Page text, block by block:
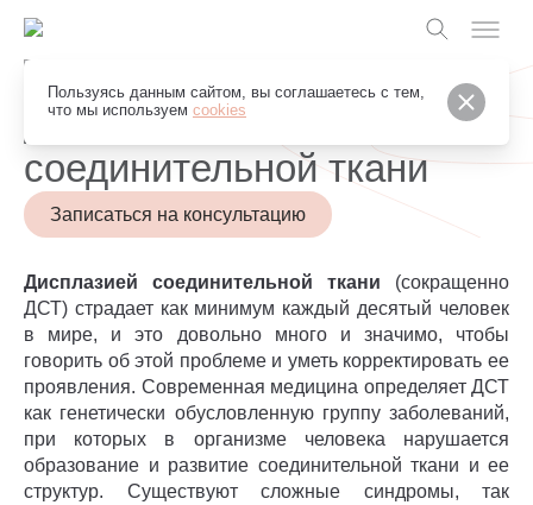
Пользуясь данным сайтом, вы соглашаетесь с тем,
что мы используем cookies
Грейс Клуб
Дисплазия
соединительной ткани
Записаться на консультацию
Дисплазией соединительной ткани (сокращенно
ДСТ) страдает как минимум каждый десятый человек
в мире, и это довольно много и значимо, чтобы
говорить об этой проблеме и уметь корректировать ее
проявления. Современная медицина определяет ДСТ
как генетически обусловленную группу заболеваний,
при которых в организме человека нарушается
образование и развитие соединительной ткани и ее
структур. Существуют сложные синдромы, так